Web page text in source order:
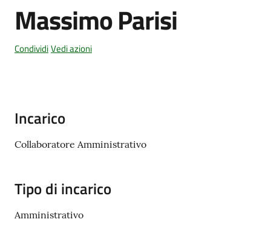
Amministrazione
Servizi
e
dati
Salta al contenuto
Massimo Parisi
CondividiVedi azioni
Incarico
Collaboratore Amministrativo
Tipo di incarico
Amministrativo